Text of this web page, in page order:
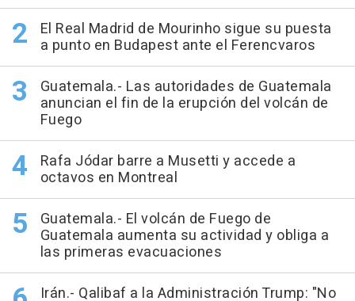
El Real Madrid de Mourinho sigue su puesta
a punto en Budapest ante el Ferencvaros
Guatemala.- Las autoridades de Guatemala
anuncian el fin de la erupción del volcán de
Fuego
Rafa Jódar barre a Musetti y accede a
octavos en Montreal
Guatemala.- El volcán de Fuego de
Guatemala aumenta su actividad y obliga a
las primeras evacuaciones
Irán.- Qalibaf a la Administración Trump: "No